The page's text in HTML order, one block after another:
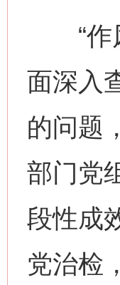
“作风
面深入
的问题
部门党
段性成
党治检